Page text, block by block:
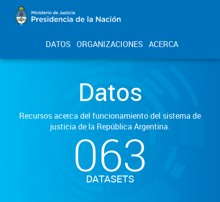
DATOS ORGANIZACIONES ACERCA
Datos
Recursos acerca del funcionamiento del sistema de
justicia de la República Argentina.
063
DATASETS